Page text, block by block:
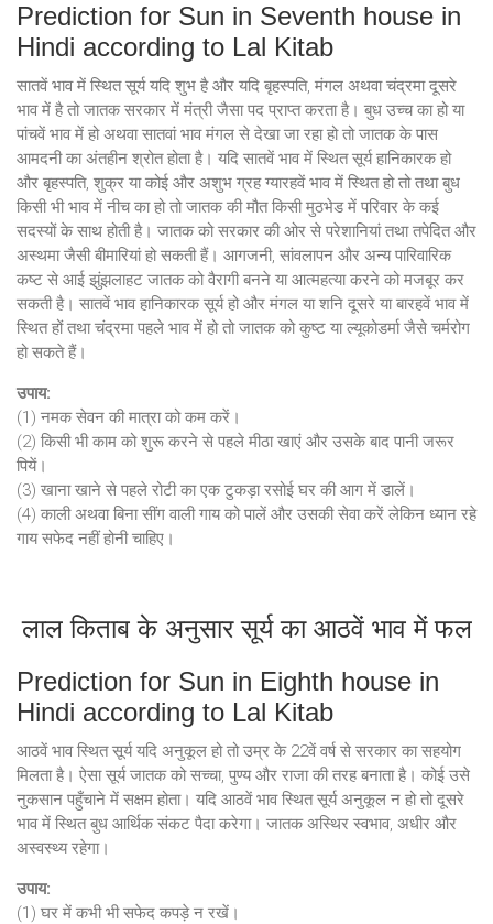
Prediction for Sun in Seventh house in
Hindi according to Lal Kitab
सातवें भाव में स्थित सूर्य यदि शुभ है और यदि बृहस्पति, मंगल अथवा चंद्रमा दूसरे
भाव में है तो जातक सरकार में मंत्री जैसा पद प्राप्त करता है। बुध उच्च का हो या
पांचवें भाव में हो अथवा सातवां भाव मंगल से देखा जा रहा हो तो जातक के पास
आमदनी का अंतहीन श्रोत होता है। यदि सातवें भाव में स्थित सूर्य हानिकारक हो
और बृहस्पति, शुक्र या कोई और अशुभ ग्रह ग्यारहवें भाव में स्थित हो तो तथा बुध
किसी भी भाव में नीच का हो तो जातक की मौत किसी मुठभेड में परिवार के कई
सदस्यों के साथ होती है। जातक को सरकार की ओर से परेशानियां तथा तपेदित और
अस्थमा जैसी बीमारियां हो सकती हैं। आगजनी, सांवलापन और अन्य पारिवारिक
कष्ट से आई झुंझलाहट जातक को वैरागी बनने या आत्महत्या करने को मजबूर कर
सकती है। सातवें भाव हानिकारक सूर्य हो और मंगल या शनि दूसरे या बारहवें भाव में
स्थित हों तथा चंद्रमा पहले भाव में हो तो जातक को कुष्ट या ल्यूकोडर्मा जैसे चर्मरोग
हो सकते हैं।
उपाय:
(1) नमक सेवन की मात्रा को कम करें।
(2) किसी भी काम को शुरू करने से पहले मीठा खाएं और उसके बाद पानी जरूर
पियें।
(3) खाना खाने से पहले रोटी का एक टुकड़ा रसोई घर की आग में डालें।
(4) काली अथवा बिना सींग वाली गाय को पालें और उसकी सेवा करें लेकिन ध्यान रहे
गाय सफेद नहीं होनी चाहिए।
लाल किताब के अनुसार सूर्य का आठवें भाव में फल
Prediction for Sun in Eighth house in
Hindi according to Lal Kitab
आठवें भाव स्थित सूर्य यदि अनुकूल हो तो उम्र के 22वें वर्ष से सरकार का सहयोग
मिलता है। ऐसा सूर्य जातक को सच्चा, पुण्य और राजा की तरह बनाता है। कोई उसे
नुकसान पहुँचाने में सक्षम होता। यदि आठवें भाव स्थित सूर्य अनुकूल न हो तो दूसरे
भाव में स्थित बुध आर्थिक संकट पैदा करेगा। जातक अस्थिर स्वभाव, अधीर और
अस्वस्थ्य रहेगा।
उपाय:
(1) घर में कभी भी सफेद कपड़े न रखें।